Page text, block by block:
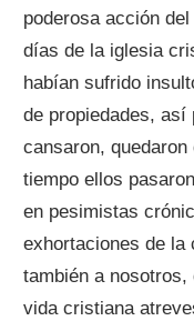
poderosa acción
días de la iglesia
habían sufrido
de propiedades,
cansaron,
tiempo ellos
en pesimistas
exhortaciones de la
también a
vida cristiana